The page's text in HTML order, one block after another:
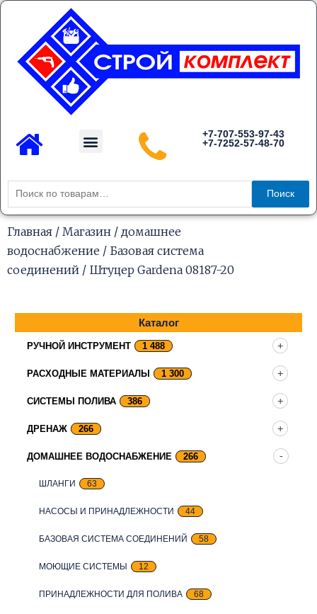
Перейти
содержимому
Menu
+7-707-553-97-43
+7-7252-57-48-70
Искать:
Поиск
Главная / Магазин / домашнее
водоснабжение / Базовая система
соединений / Штуцер Gardena 08187-20
Каталог
РУЧНОЙ ИНСТРУМЕНТ 1 488
РАСХОДНЫЕ МАТЕРИАЛЫ 1 300
СИСТЕМЫ ПОЛИВА 386
ДРЕНАЖ 266
ДОМАШНЕЕ ВОДОСНАБЖЕНИЕ 266
ШЛАНГИ 63
НАСОСЫ И ПРИНАДЛЕЖНОСТИ 44
БАЗОВАЯ СИСТЕМА СОЕДИНЕНИЙ 58
МОЮЩИЕ СИСТЕМЫ 12
ПРИНАДЛЕЖНОСТИ ДЛЯ ПОЛИВА 68